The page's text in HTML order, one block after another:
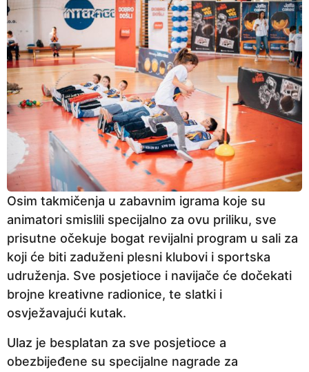
Osim takmičenja u zabavnim igrama koje su
animatori smislili specijalno za ovu priliku, sve
prisutne očekuje bogat revijalni program u sali za
koji će biti zaduženi plesni klubovi i sportska
udruženja. Sve posjetioce i navijače će dočekati
brojne kreativne radionice, te slatki i
osvježavajući kutak.
Ulaz je besplatan za sve posjetioce a
obezbijeđene su specijalne nagrade za